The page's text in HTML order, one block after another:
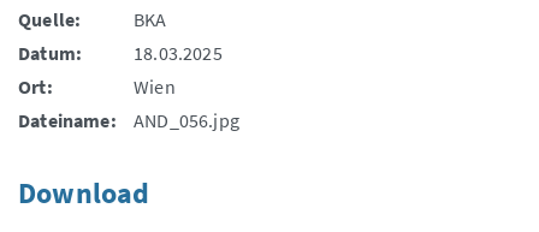
Quelle:
BKA
Datum:
18.03.2025
Ort:
Wien
Dateiname:
AND_056.jpg
Download